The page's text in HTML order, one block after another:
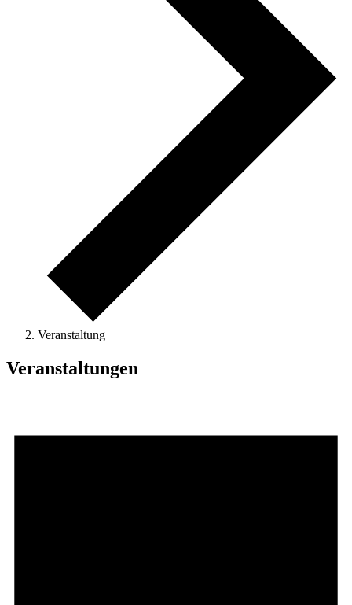
Veranstaltung
Veranstaltungen